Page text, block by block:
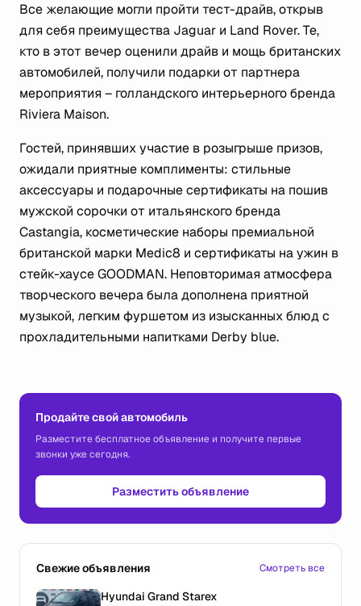
Все желающие могли пройти тест-драйв, открыв
для себя преимущества Jaguar и Land Rover. Те,
кто в этот вечер оценили драйв и мощь британских
автомобилей, получили подарки от партнера
мероприятия – голландского интерьерного бренда
Riviera Maison.
Гостей, принявших участие в розыгрыше призов,
ожидали приятные комплименты: стильные
аксессуары и подарочные сертификаты на пошив
мужской сорочки от итальянского бренда
Castangia, косметические наборы премиальной
британской марки Medic8 и сертификаты на ужин в
стейк-хаусе GOODMAN. Неповторимая атмосфера
творческого вечера была дополнена приятной
музыкой, легким фуршетом из изысканных блюд с
прохладительными напитками Derby blue.
Продайте свой автомобиль
Разместите бесплатное объявление и получите первые
звонки уже сегодня.
Разместить объявление
Свежие объявления Смотреть все
Hyundai Grand Starex